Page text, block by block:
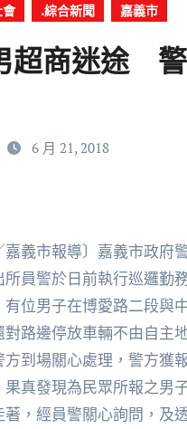
會 .綜合新聞 嘉義市
超商迷途
6 月 21, 2018
嘉義市報導〕嘉義市政府
員警於日前執行巡邏勤
位男子在博愛路二段與
路邊停放車輛不由自主
到場關心處理，警方獲
真發現為民眾所報之男
，經員警關心詢問，及